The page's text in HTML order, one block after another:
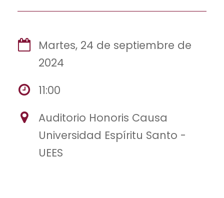
Martes, 24 de septiembre de
2024
11:00
Auditorio Honoris Causa
Universidad Espíritu Santo -
UEES